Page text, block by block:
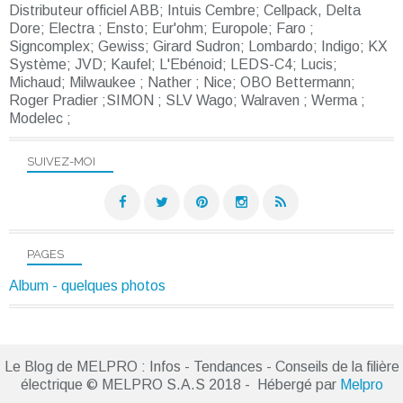
SUIVEZ-MOI
Distributeur officiel ABB; Intuis Cembre; Cellpack, Delta
Dore; Electra ; Ensto; Eur'ohm; Europole; Faro ;
Signcomplex; Gewiss; Girard Sudron; Lombardo; Indigo; KX
Système; JVD; Kaufel; L'Ebénoid; LEDS-C4; Lucis;
Michaud; Milwaukee ; Nather ; Nice; OBO Bettermann;
Roger Pradier ;SIMON ; SLV Wago; Walraven ; Werma ;
Modelec ;
PAGES
Album - quelques photos
Le Blog de MELPRO : Infos - Tendances - Conseils de la filière
électrique © MELPRO S.A.S 2018 - Hébergé par Melpro